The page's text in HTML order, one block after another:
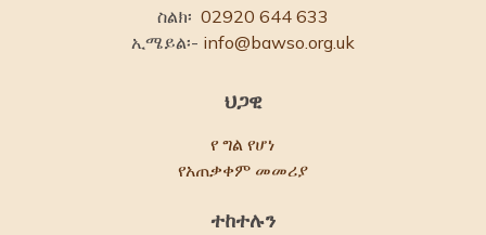
ስልክ፡ 02920 644 633
ኢሜይል፡- info@bawso.org.uk
ህጋዊ
የ ግል የሆነ
የአጠቃቀም መመሪያ
ተከተሉን